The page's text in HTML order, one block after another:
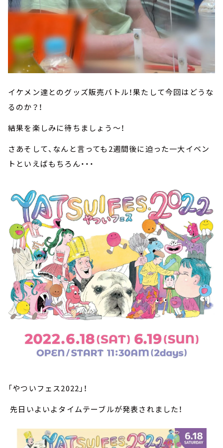
イケメン達とのグッズ販売バトル！果たして今回はどうな
るのか？！
結果を楽しみに待ちましょう～！
さあそして、なんと言っても2週間後に迫った一大イベン
トといえばもちろん・・・
「やついフェス2022」！
先日いよいよタイムテーブルが発表されました！